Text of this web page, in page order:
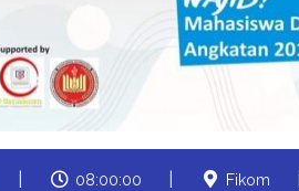
08:00:00 Fikom